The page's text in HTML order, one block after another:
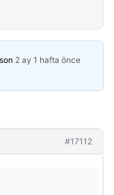
2 ay 1 hafta önce
#17112